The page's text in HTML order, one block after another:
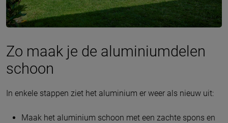
Zo maak je de aluminiumdelen
schoon
In enkele stappen ziet het aluminium er weer als nieuw uit:
Maak het aluminium schoon met een zachte spons en